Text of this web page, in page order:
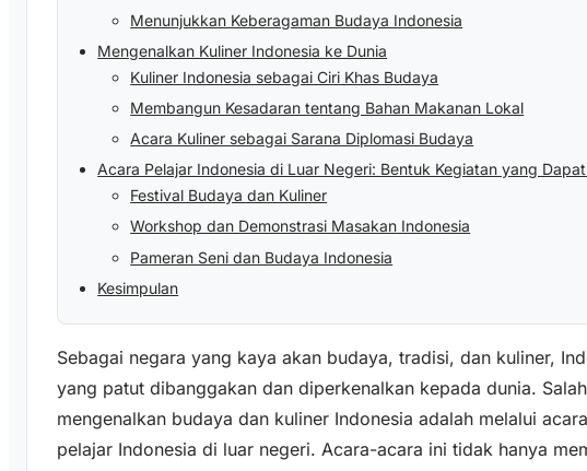
Menunjukkan Keberagaman Budaya Indonesia
Mengenalkan Kuliner Indonesia ke Dunia
Kuliner Indonesia sebagai Ciri Khas Budaya
Membangun Kesadaran tentang Bahan Makanan Lokal
Acara Kuliner sebagai Sarana Diplomasi Budaya
Acara Pelajar Indonesia di Luar Negeri: Bentuk Kegiatan yang
Festival Budaya dan Kuliner
Workshop dan Demonstrasi Masakan Indonesia
Pameran Seni dan Budaya Indonesia
Kesimpulan
Sebagai negara yang kaya akan budaya, tradisi, dan kuliner,
yang patut dibanggakan dan diperkenalkan kepada dunia.
mengenalkan budaya dan kuliner Indonesia adalah melalui
pelajar Indonesia di luar negeri. Acara-acara ini tidak hanya